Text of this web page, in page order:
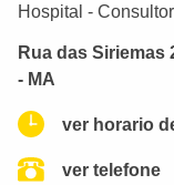
Hospital -
Rua das Siriemas
- MA
ver horario
ver telefone